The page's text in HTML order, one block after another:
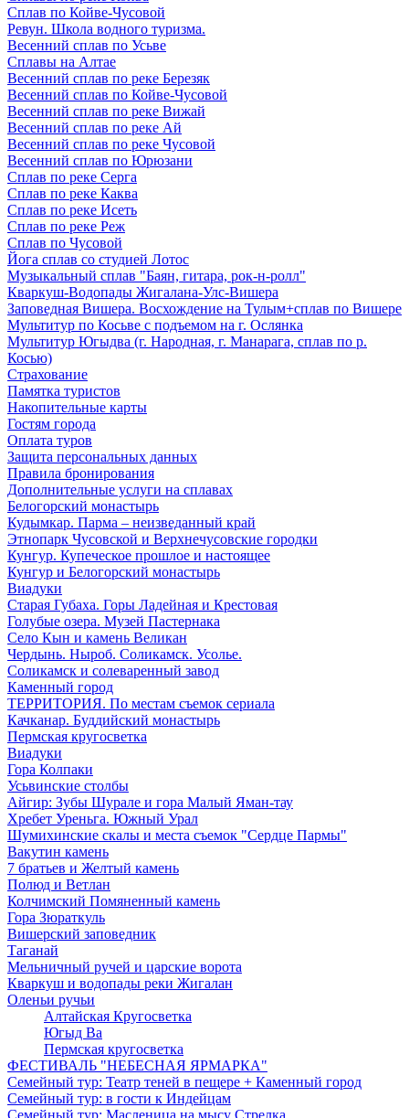
Сплав по Койве-Чусовой
Ревун. Школа водного туризма.
Весенний сплав по Усьве
Сплавы на Алтае
Весенний сплав по реке Березяк
Весенний сплав по Койве-Чусовой
Весенний сплав по реке Вижай
Весенний сплав по реке Ай
Весенний сплав по реке Чусовой
Весенний сплав по Юрюзани
Сплав по реке Серга
Сплав по реке Каква
Сплав по реке Исеть
Сплав по реке Реж
Сплав по Чусовой
Йога сплав со студией Лотос
Музыкальный сплав "Баян, гитара, рок-н-ролл"
Кваркуш-Водопады Жигалана-Улс-Вишера
Заповедная Вишера. Восхождение на Тулым+сплав по Вишере
Мультитур по Косьве с подъемом на г. Ослянка
Мультитур Югыдва (г. Народная, г. Манарага, сплав по р.
Косью)
Страхование
Памятка туристов
Накопительные карты
Гостям города
Оплата туров
Защита персональных данных
Правила бронирования
Дополнительные услуги на сплавах
Белогорский монастырь
Кудымкар. Парма – неизведанный край
Этнопарк Чусовской и Верхнечусовские городки
Кунгур. Купеческое прошлое и настоящее
Кунгур и Белогорский монастырь
Виадуки
Старая Губаха. Горы Ладейная и Крестовая
Голубые озера. Музей Пастернака
Село Кын и камень Великан
Чердынь. Ныроб. Соликамск. Усолье.
Соликамск и солеваренный завод
Каменный город
ТЕРРИТОРИЯ. По местам съемок сериала
Качканар. Буддийский монастырь
Пермская кругосветка
Виадуки
Гора Колпаки
Усьвинские столбы
Айгир: Зубы Шурале и гора Малый Яман-тау
Хребет Уреньга. Южный Урал
Шумихинские скалы и места съемок "Сердце Пармы"
Вакутин камень
7 братьев и Желтый камень
Полюд и Ветлан
Колчимский Помяненный камень
Гора Зюраткуль
Вишерский заповедник
Таганай
Мельничный ручей и царские ворота
Кваркуш и водопады реки Жигалан
Оленьи ручьи
Алтайская Кругосветка
Югыд Ва
Пермская кругосветка
ФЕСТИВАЛЬ "НЕБЕСНАЯ ЯРМАРКА"
Семейный тур: Театр теней в пещере + Каменный город
Семейный тур: в гости к Индейцам
Семейный тур: Масленица на мысу Стрелка